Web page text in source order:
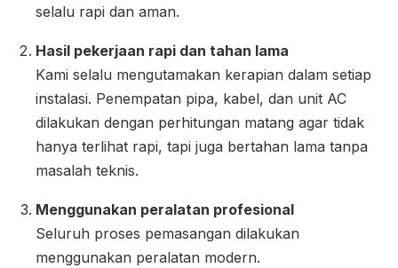
selalu rapi dan aman.
Hasil pekerjaan rapi dan tahan lama
Kami selalu mengutamakan kerapian dalam setiap
instalasi. Penempatan pipa, kabel, dan unit AC
dilakukan dengan perhitungan matang agar tidak
hanya terlihat rapi, tapi juga bertahan lama tanpa
masalah teknis.
Menggunakan peralatan profesional
Seluruh proses pemasangan dilakukan
menggunakan peralatan modern.